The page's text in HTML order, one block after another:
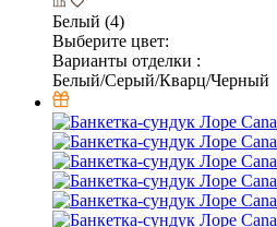
Белый (4)
Выберите цвет:
Варианты отделки :
Белый/Серый/Кварц/Черный